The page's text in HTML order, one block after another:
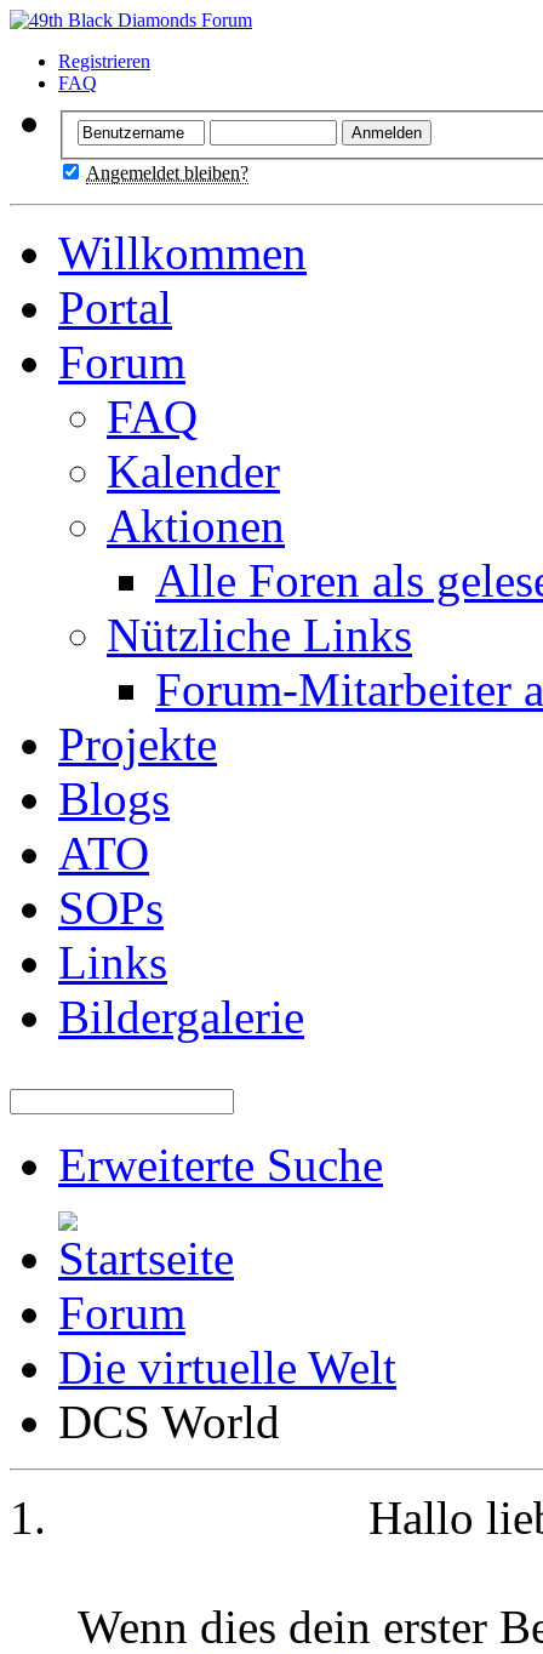
Registrieren
FAQ
Angemeldet bleiben?
Willkommen
Portal
Forum
FAQ
Kalender
Aktionen
Alle Foren als
Nützliche Links
Forum-Mitarbeiter
Projekte
Blogs
ATO
SOPs
Links
Bildergalerie
Erweiterte Suche
Forum
Die virtuelle Welt
DCS World
Hallo
Wenn dies dein erster